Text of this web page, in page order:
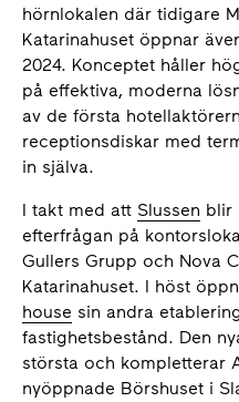
hörnlokalen där tidigare
Katarinahuset öppnar
2024. Konceptet håller
på effektiva, moderna
av de första
receptionsdiskar med
in själva.
I takt med att Slussen blir
efterfrågan på
Gullers Grupp och Nova
Katarinahuset. I höst
house sin andra
fastighetsbestånd. Den
största och kompletterar
nyöppnade Börshuset i